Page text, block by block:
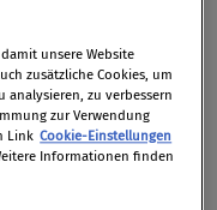
teilen
Mail teilen
unsere Website
zusätzliche Cookies, um
analysieren, zu verbessern
zur Verwendung
Link Cookie-Einstellungen
Informationen finden